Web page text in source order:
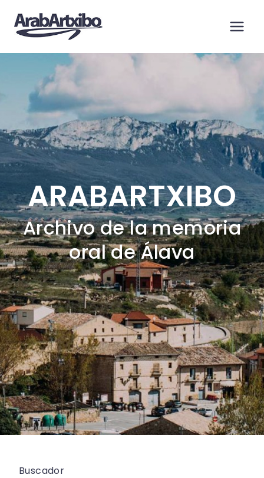
contenido
ARABARTXIBO
Archivo de la memoria
oral de Álava
Buscador